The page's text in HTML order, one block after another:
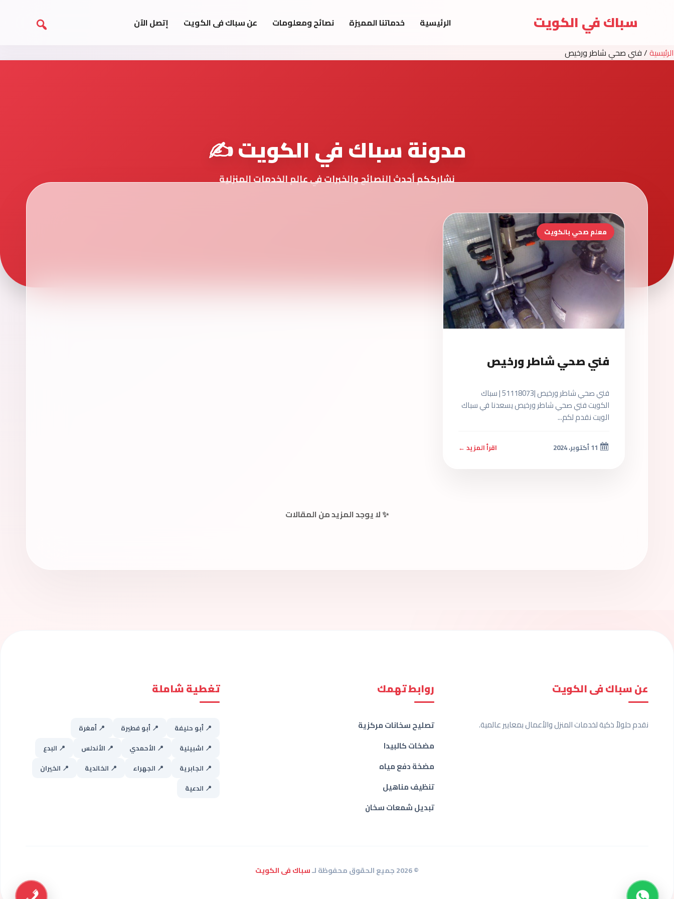
سباك في الكويت الرئيسية خدماتنا المميزة نصائح ومعلومات عن سباك فى الكويت إتصل الآن
الرئيسية/فني صحي شاطر ورخيص
مدونة سباك في الكويت ✍️
نشارككم أحدث النصائح والخبرات في عالم الخدمات المنزلية
معلم صحي بالكويت
فني صحي شاطر ورخيص
فني صحي شاطر ورخيص |51118073 | سباك
الكويت فني صحي شاطر ورخيص يسعدنا في سباك
الويت نقدم لكم...
اقرأ المزيد ←
✨ لا يوجد المزيد من المقالات
عن سباك فى الكويت
نقدم حلولاً ذكية لخدمات المنزل والأعمال بمعايير عالمية.
روابط تهمك
تصليح سخانات مركزية
مضخات كالبيدا
مضخة دفع مياه
تنظيف مناهيل
تبديل شمعات سخان
تغطية شاملة
📍 أبو حليفة 📍 أبو فطيرة
📍 أمغرة
📍 اشبيلية
📍 الأحمدي 📍 الأندلس
📍 البدع
📍 الجابرية
📍 الجهراء 📍 الخالدية
📍 الخيران
📍 الدعية
© 2026 جميع الحقوق محفوظة لـ سباك فى الكويت